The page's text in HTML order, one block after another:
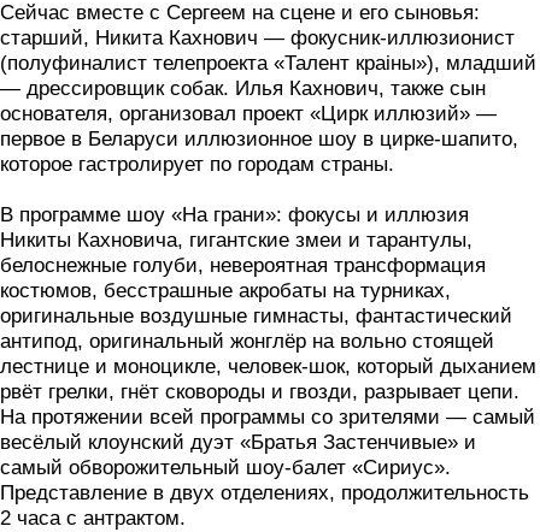
Сейчас вместе с Сергеем на сцене и его сыновья:
старший, Никита Кахнович — фокусник-иллюзионист
(полуфиналист телепроекта «Талент краiны»), младший
— дрессировщик собак. Илья Кахнович, также сын
основателя, организовал проект «Цирк иллюзий» —
первое в Беларуси иллюзионное шоу в цирке-шапито,
которое гастролирует по городам страны.
В программе шоу «На грани»: фокусы и иллюзия
Никиты Кахновича, гигантские змеи и тарантулы,
белоснежные голуби, невероятная трансформация
костюмов, бесстрашные акробаты на турниках,
оригинальные воздушные гимнасты, фантастический
антипод, оригинальный жонглёр на вольно стоящей
лестнице и моноцикле, человек-шок, который дыханием
рвёт грелки, гнёт сковороды и гвозди, разрывает цепи.
На протяжении всей программы со зрителями — самый
весёлый клоунский дуэт «Братья Застенчивые» и
самый обворожительный шоу-балет «Сириус».
Представление в двух отделениях, продолжительность
2 часа с антрактом.